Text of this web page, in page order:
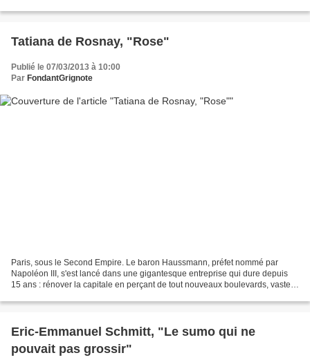
Tatiana de Rosnay, "Rose"
Publié le 07/03/2013 à 10:00
Par FondantGrignote
Paris, sous le Second Empire. Le baron Haussmann, préfet nommé par
Napoléon III, s'est lancé dans une gigantesque entreprise qui dure depuis
15 ans : rénover la capitale en perçant de tout nouveaux boulevards, vastes
Eric-Emmanuel Schmitt, "Le sumo qui ne
pouvait pas grossir"